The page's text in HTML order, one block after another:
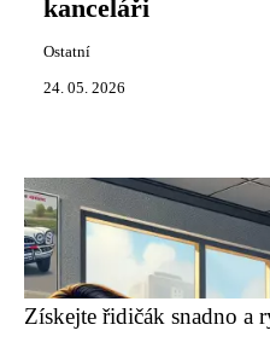
kanceláři
Ostatní
24. 05. 2026
Získejte řidičák snadno a